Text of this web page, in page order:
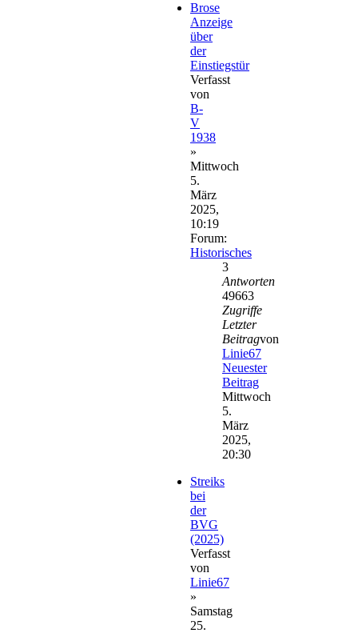
Brose
Anzeige
über
der
Einstiegstür
Verfasst
von
B-
V
1938
»
Mittwoch
5.
März
2025,
10:19
Forum:
Historisches
3
Antworten
49663
Zugriffe
Letzter
Beitragvon
Linie67
Neuester
Beitrag
Mittwoch
5.
März
2025,
20:30
Streiks
bei
der
BVG
(2025)
Verfasst
von
Linie67
»
Samstag
25.